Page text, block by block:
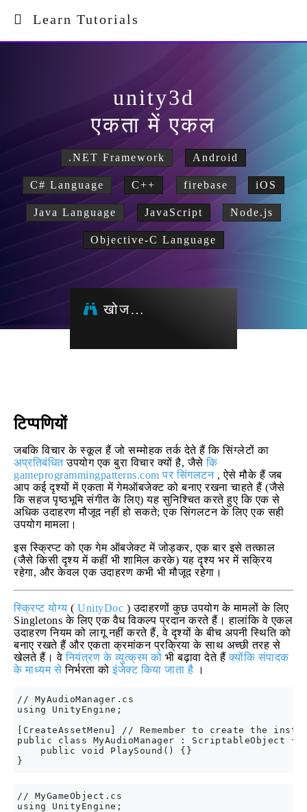
Learn Tutorials
unity3d
एकता में एकल
.NET Framework Android
C# Language C++ firebase iOS
Java Language JavaScript Node.js
Objective-C Language
खोज…
टिप्पणियों
जबकि विचार के स्कूल हैं जो सम्मोहक तर्क देते हैं कि सिंग्लेटों का
अप्रतिबंधितउपयोग एक बुरा विचार क्यों है, जैसेकि
gameprogrammingpatterns.com पर सिंगलटन, ऐसे मौके हैं जब
आप कई दृश्यों में एकता में गेमऑबजेक्ट को बनाए रखना चाहते हैं (जैसे
कि सहज पृष्ठभूमि संगीत के लिए) यह सुनिश्चित करते हुए कि एक से
अधिक उदाहरण मौजूद नहीं हो सकते; एक सिंगलटन के लिए एक सही
उपयोग मामला।
इस स्क्रिप्ट को एक गेम ऑबजेक्ट में जोड़कर, एक बार इसे तत्काल
(जैसे किसी दृश्य में कहीं भी शामिल करके) यह दृश्य भर में सक्रिय
रहेगा, और केवल एक उदाहरण कभी भी मौजूद रहेगा।
स्क्रिप्ट योग्य ( UnityDoc ) उदाहरणों कुछ उपयोग के मामलों के लिए
Singletons के लिए एक वैध विकल्प प्रदान करते हैं। हालांकि वे एकल
उदाहरण नियम को लागू नहीं करते हैं, वे दृश्यों के बीच अपनी स्थिति को
बनाए रखते हैं और एकता क्रमांकन प्रक्रिया के साथ अच्छी तरह से
खेलते हैं। वेनियंत्रण के व्युत्क्रम को भी बढ़ावा देते हैंक्योंकि संपादक
के माध्यम से निर्भरता कोइंजेक्ट किया जाता है ।
// MyAudioManager.cs
using UnityEngine;
[CreateAssetMenu] // Remember to create the
public class MyAudioManager : ScriptableObject {
    public void PlaySound() {}
// MyGameObject.cs
using UnityEngine;